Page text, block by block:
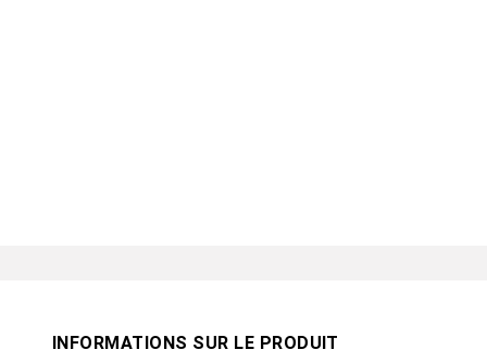
INFORMATIONS SUR LE PRODUIT